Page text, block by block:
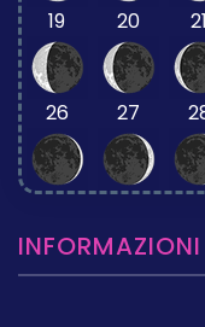
19 20 21
26 27
INFORMAZIONI